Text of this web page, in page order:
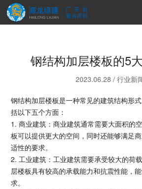
钢结构加层楼板的5
2023.06.28 / 行业新
钢结构加层楼板是一种常见的建筑结构形
括以下五个方面：
1. 商业建筑：商业建筑通常需要大面积的
板可以提供更大的空间，同时还能够满足
适性的要求。
2. 工业建筑：工业建筑需要承受较大的荷
层楼板具有较高的承载能力和抗震性能，
求。